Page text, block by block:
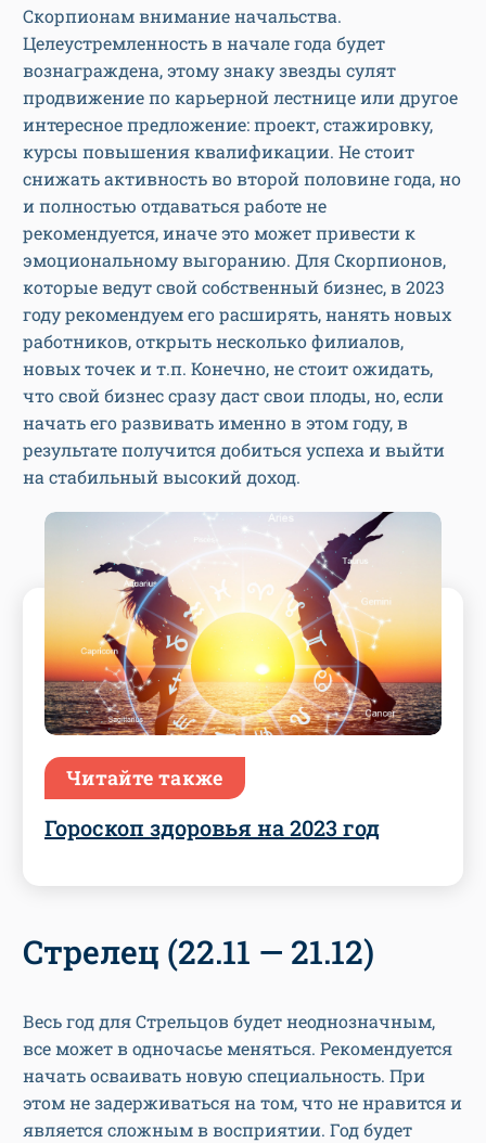
Скорпионам внимание начальства.
Целеустремленность в начале года будет
вознаграждена, этому знаку звезды сулят
продвижение по карьерной лестнице или другое
интересное предложение: проект, стажировку,
курсы повышения квалификации. Не стоит
снижать активность во второй половине года, но
и полностью отдаваться работе не
рекомендуется, иначе это может привести к
эмоциональному выгоранию. Для Скорпионов,
которые ведут свой собственный бизнес, в 2023
году рекомендуем его расширять, нанять новых
работников, открыть несколько филиалов,
новых точек и т.п. Конечно, не стоит ожидать,
что свой бизнес сразу даст свои плоды, но, если
начать его развивать именно в этом году, в
результате получится добиться успеха и выйти
на стабильный высокий доход.
Читайте также
Гороскоп здоровья на 2023 год
Стрелец (22.11 — 21.12)
Весь год для Стрельцов будет неоднозначным,
все может в одночасье меняться. Рекомендуется
начать осваивать новую специальность. При
этом не задерживаться на том, что не нравится и
является сложным в восприятии. Год будет